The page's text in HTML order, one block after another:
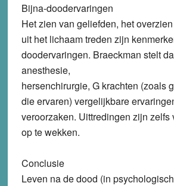
Bijna-doodervaringen
Het zien van geliefden, het
uit het lichaam treden zijn
doodervaringen. Braeckman stelt
anesthesie,
hersenchirurgie, G krachten (zoals
die ervaren) vergelijkbare
veroorzaken. Uittredingen zijn zelfs
op te wekken.
Conclusie
Leven na de dood (in